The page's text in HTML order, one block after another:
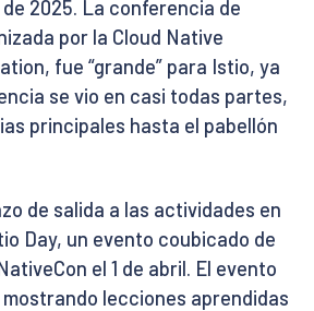
2025. La conferencia de
por la Cloud Native
fue “grande” para Istio, ya
se vio en casi todas partes,
principales hasta el pabellón
de salida a las actividades en
Day, un evento coubicado de
el 1 de abril. El evento
lecciones aprendidas